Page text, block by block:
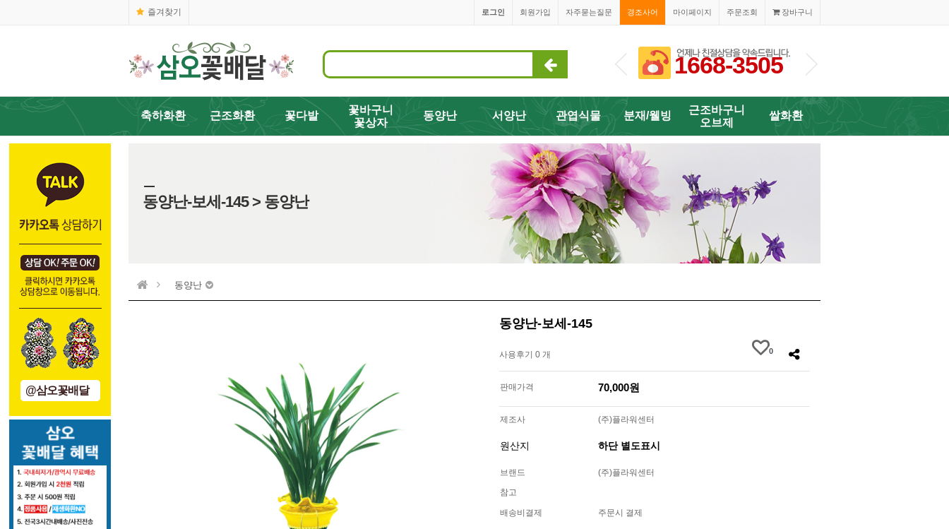
즐겨찾기 장바구니
주문조회
마이페이지
경조사어
자주묻는질문
회원가입
로그인
1668-3505 1668-3505
축하화환 근조화환 꽃다발
꽃바구니
꽃상자
동양난 서양난 관엽식물 분재/웰빙
근조바구니
오브제
쌀화환
@삼오꽃배달
동양난-보세-145 > 동양난
동양난
동양난-보세-145
사용후기 0 개 0
판매가격 70,000원
제조사 (주)플라워센터
원산지 하단 별도표시
브랜드
(주)플라워센터
참고
배송비결제 주문시 결제